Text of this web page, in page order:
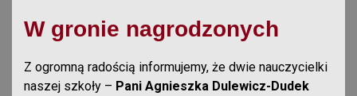
W gronie nagrodzonych
Z ogromną radością informujemy, że dwie nauczycielki
naszej szkoły – Pani Agnieszka Dulewicz-Dudek